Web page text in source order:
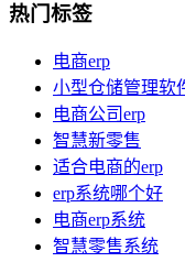
热门标签
电商erp
小型仓储管理软
电商公司erp
智慧新零售
适合电商的erp
erp系统哪个好
电商erp系统
智慧零售系统